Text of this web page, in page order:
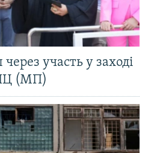
участь у заході
(МП)